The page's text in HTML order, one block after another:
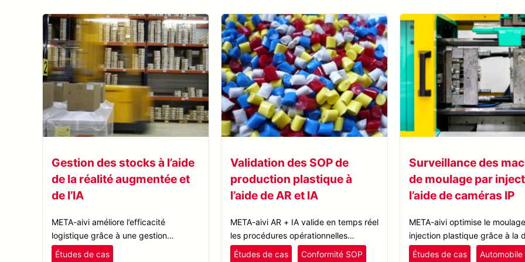
Gestion des stocks à l’aide
de la réalité augmentée et
de l’IA
META-aivi améliore l’efficacité
logistique grâce à une gestion
intelligente des stocks. La réalité
Études de cas
Validation des SOP de
production plastique à
l’aide de AR et IA
META-aivi AR + IA valide en temps réel
les procédures opérationnelles
standard (SOP), améliorant la
Études de cas Conformité SOP
Surveillance des
de moulage par
l’aide de caméras IP
META-aivi optimise le
injection plastique grâce à la
et à la surveillance
Études de cas Automobile